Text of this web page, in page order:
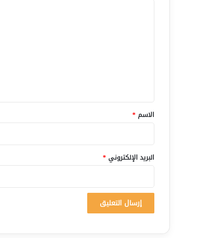
*
الاسم *
البريد الإلكتروني *